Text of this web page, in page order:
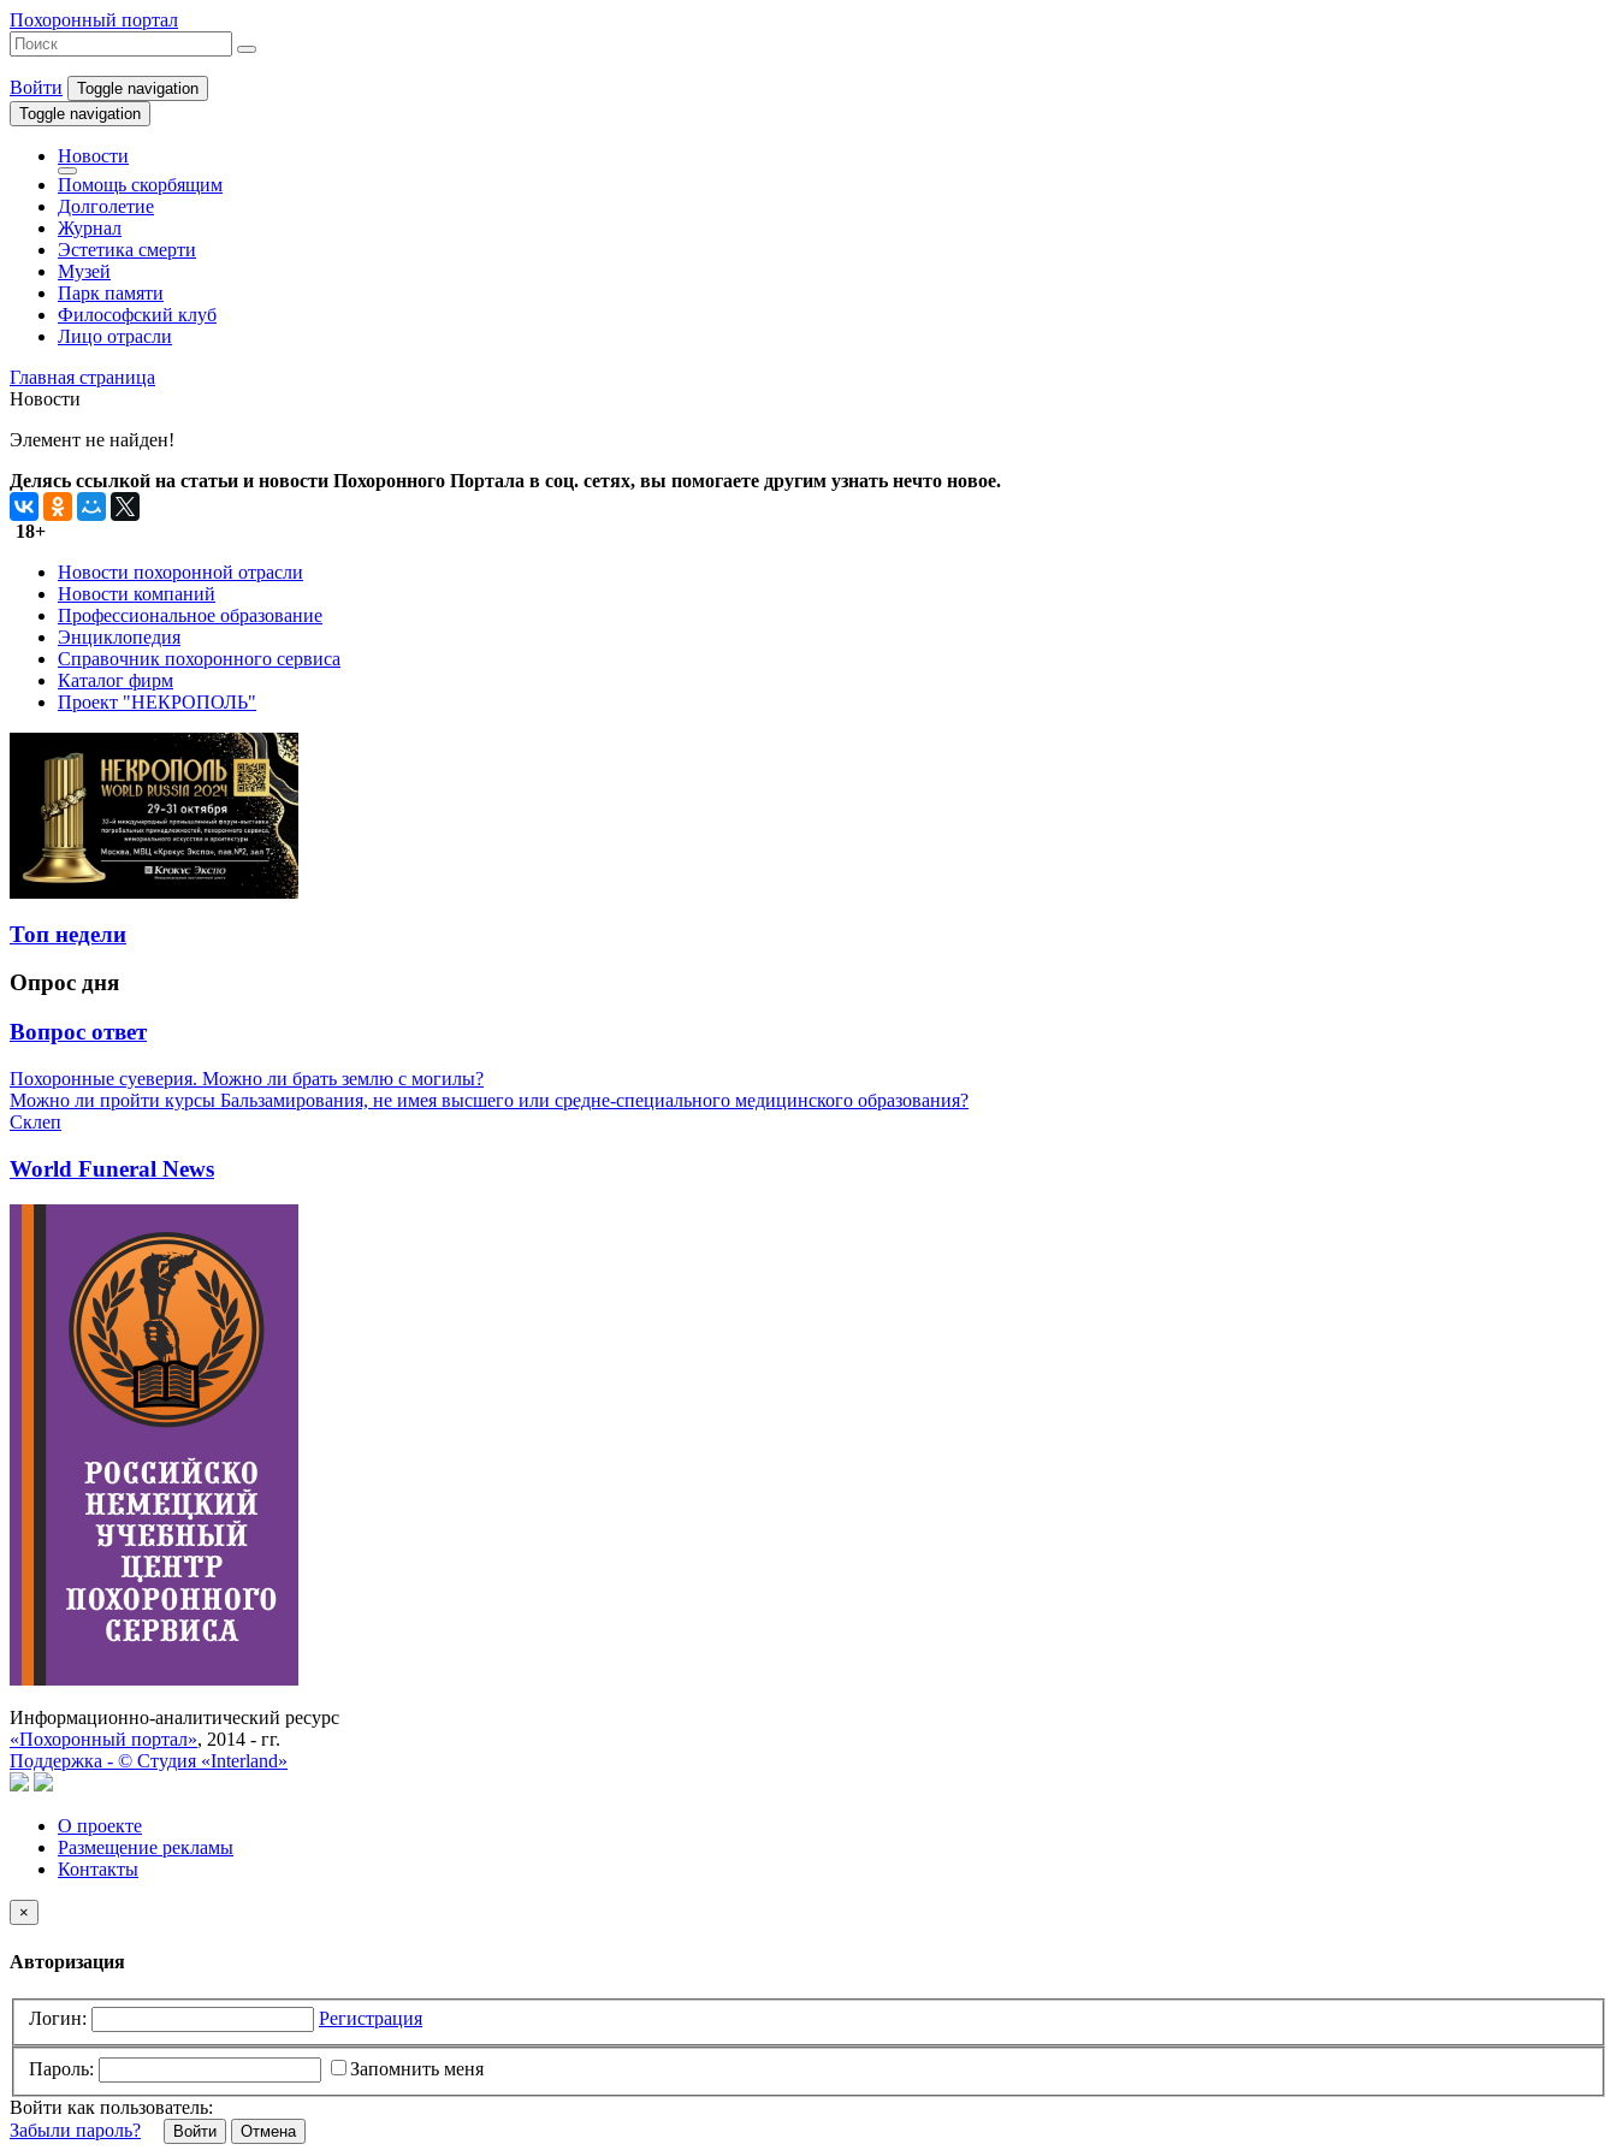
Похоронный портал
Войти
Toggle navigation
Toggle navigation
Новости
Помощь скорбящим
Долголетие
Журнал
Эстетика смерти
Музей
Парк памяти
Философский клуб
Лицо отрасли
Главная страница
Новости
Элемент не найден!
Делясь ссылкой на статьи и новости Похоронного Портала в соц. сетях, вы помогаете другим узнать нечто новое.
18+
Новости похоронной отрасли
Новости компаний
Профессиональное образование
Энциклопедия
Справочник похоронного сервиса
Каталог фирм
Проект "НЕКРОПОЛЬ"
Топ недели
Опрос дня
Вопрос ответ
Похоронные суеверия. Можно ли брать землю с могилы?
Можно ли пройти курсы Бальзамирования, не имея высшего или средне-специального медицинского образования?
Склеп
World Funeral News
Информационно-аналитический ресурс
«Похоронный портал», 2014 - гг.
Поддержка - © Cтудия «Interland»
О проекте
Размещение рекламы
Контакты
×
Авторизация
Логин: Регистрация
Пароль:
Запомнить меня
Войти как пользователь:
Забыли пароль?
Отмена